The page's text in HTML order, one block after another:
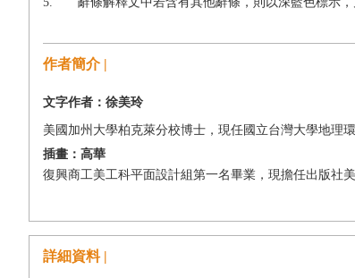
作者簡介 |
文字作者：徐美玲
美國加州大學柏克萊分校博士，現任國立台灣大學地理
插畫：高華
復興商工美工科平面設計組第一名畢業，現擔任出版社
詳細資料 |